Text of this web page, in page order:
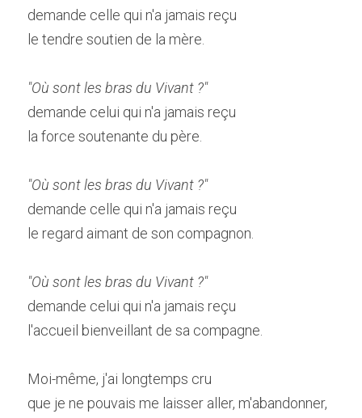
demande celle qui n'a jamais reçu
le tendre soutien de la mère.
"Où sont les bras du Vivant ?"
demande celui qui n'a jamais reçu
la force soutenante du père.
"Où sont les bras du Vivant ?"
demande celle qui n'a jamais reçu
le regard aimant de son compagnon.
"Où sont les bras du Vivant ?"
demande celui qui n'a jamais reçu
l'accueil bienveillant de sa compagne.
Moi-même, j'ai longtemps cru
que je ne pouvais me laisser aller, m'abandonner,